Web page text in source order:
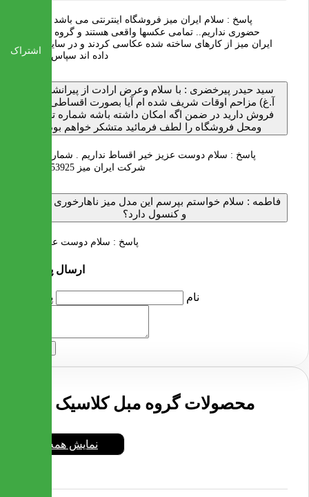
پاسخ : سلام ایران میز فروشگاه اینترنتی می باشد و بازدید
حضوری نداریم.. تمامی عکسها واقعی هستند و گروه عکاسی
ایران میز از کارهای ساخته شده عکاسی کردند و در سایت قرار
داده اند سپاس از شما
سید حیدر پیرخضری : با سلام وعرض ارادت از پیرانشهر (
آ.غ) مزاحم اوقات شریف شده ام آیا بصورت اقساطی هم
فروش دارید در ضمن اگه امکان داشته باشه شماره تلفن
ومحل فروشگاه را لطف فرمائید متشکر خواهم بود
پاسخ : سلام دوست عزیز خیر اقساط نداریم . شماره تماس
شرکت ایران میز 02122253925
فاطمه : سلام خواستم بپرسم این مدل میز ناهارخوری و آینه
و کنسول دارد؟
پاسخ : سلام دوست عزیز خیر
ارسال پرسش
نام پرسش
محصولات گروه مبل کلاسیک
نمایش همه
اشتراک